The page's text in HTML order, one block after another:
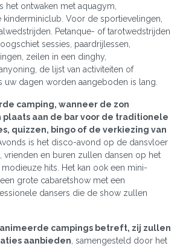
het ontwaken met aquagym,
kinderminiclub. Voor de sportievelingen,
Petanque- of tarotwedstrijden
sessies, paardrijlessen,
zeilen in een dinghy,
de lijst van activiteiten of
uw dagen worden aangeboden is lang.
camping, wanneer de zon
aan de bar voor de traditionele
quizzen, bingo of de verkiezing van
is het disco-avond op de dansvloer
vrienden en buren zullen dansen op het
hits. Het kan ook een mini-
grote cabaretshow met een
dansers die de show zullen
campings betreft, zij zullen
aanbieden , samengesteld door het